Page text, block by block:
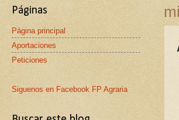
Páginas
Página principal
Aportaciones
Peticiones
Siguenos en Facebook FP Agraria